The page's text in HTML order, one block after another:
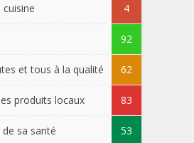
4
92
et tous à la qualité 62
produits locaux 83
sa santé 53